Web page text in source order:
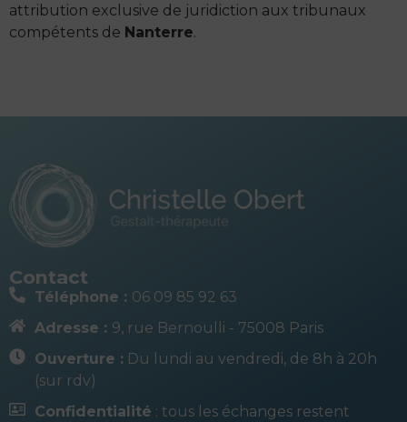
attribution exclusive de juridiction aux tribunaux
compétents de Nanterre.
Contact
Téléphone : 06 09 85 92 63
Adresse : 9, rue Bernoulli - 75008 Paris
Ouverture : Du lundi au vendredi, de 8h à 20h
(sur rdv)
Confidentialité : tous les échanges restent